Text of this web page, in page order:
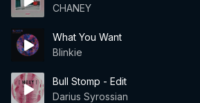
CHANEY
What You Want
Blinkie
Bull Stomp - Edit
Darius Syrossian